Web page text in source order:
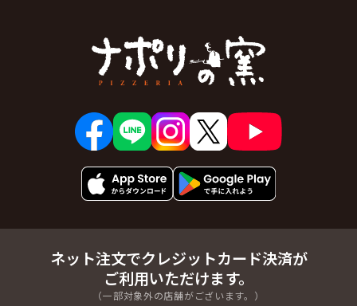
ネット注文でクレジットカード決済が
ご利用いただけます。
（一部対象外の店舗がございます。）